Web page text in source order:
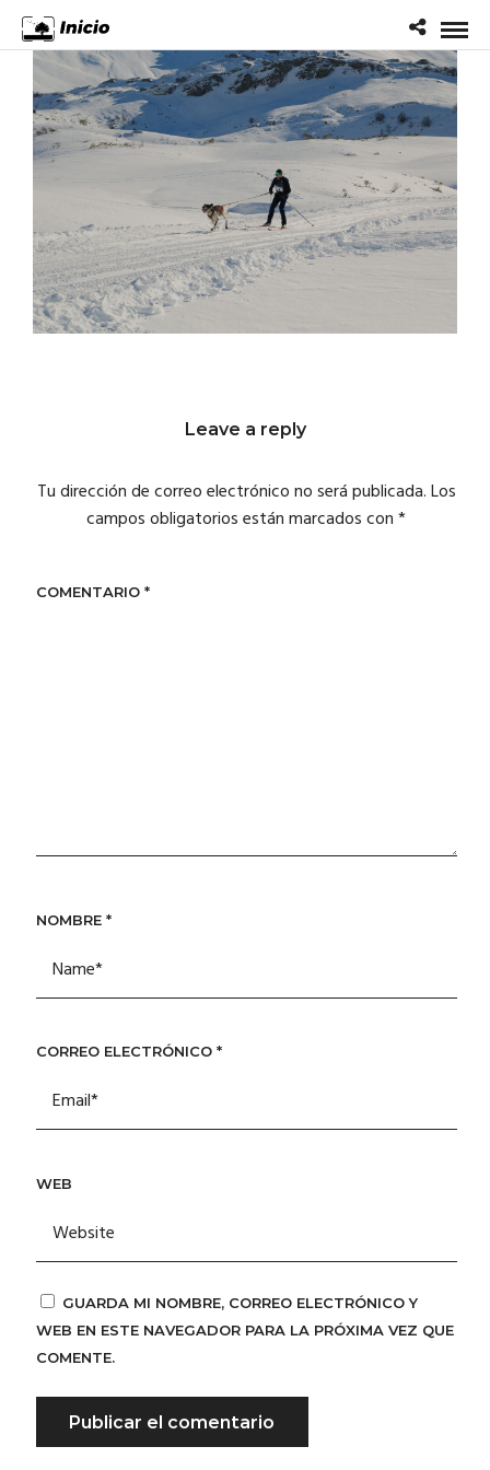
Leave a reply
Tu dirección de correo electrónico no será publicada.Los
campos obligatorios están marcados con*
COMENTARIO *
NOMBRE *
CORREO ELECTRÓNICO *
WEB
GUARDA MI NOMBRE, CORREO ELECTRÓNICO Y
WEB EN ESTE NAVEGADOR PARA LA PRÓXIMA VEZ QUE
COMENTE.